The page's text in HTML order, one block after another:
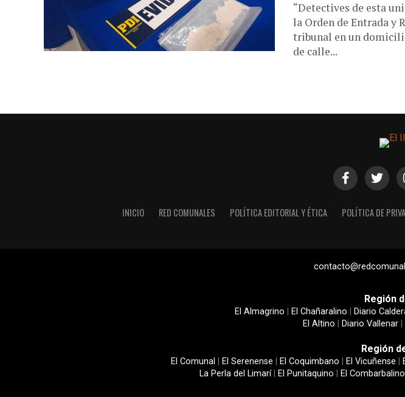
“Detectives de esta
la Orden de Entrada y
tribunal en un
de calle...
INICIO RED COMUNALES POLÍTICA EDITORIAL Y ÉTICA POLÍTICA DE
Región
El Almagrino El Chañaralino Diario
El Altino
Diario Vallenar
Región
El Comunal El Serenense El Coquimbano El Vicuñense
La Perla del Limarí| El Punitaquino El Combarbalino